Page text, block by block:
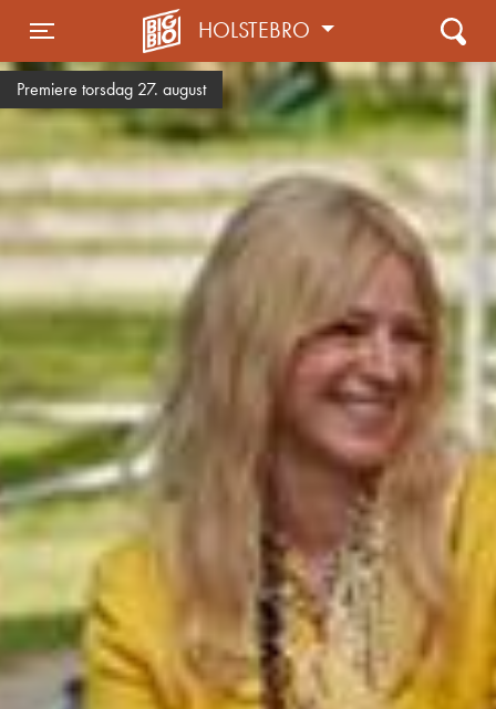
Toggle navigation
HOLSTEBRO
Premiere torsdag 27. august